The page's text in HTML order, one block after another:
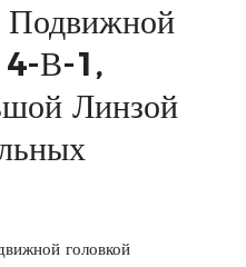
4-В-1,
Линзой
головкой